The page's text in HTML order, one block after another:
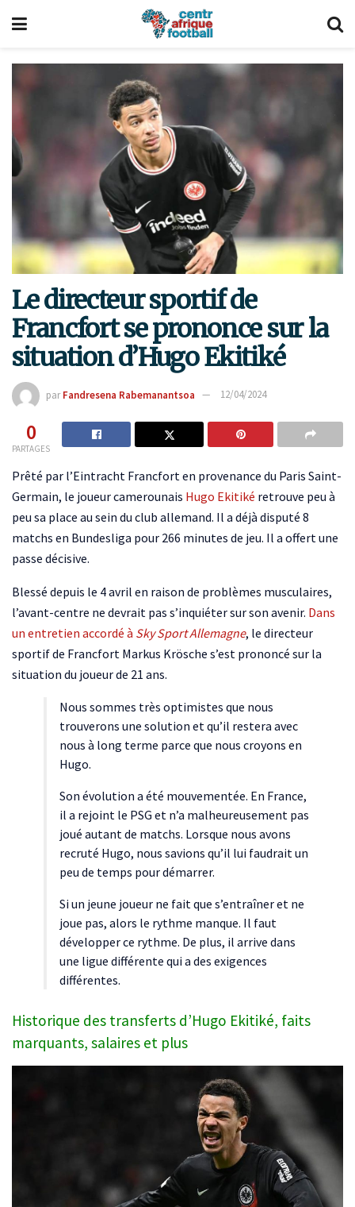
Le directeur sportif de
Francfort se prononce sur la
situation d’Hugo Ekitiké
par Fandresena Rabemanantsoa 12/04/2024
0
PARTAGES
Prêté par l’Eintracht Francfort en provenance du Paris Saint-
Germain, le joueur camerounais Hugo Ekitiké retrouve peu à
peu sa place au sein du club allemand. Il a déjà disputé 8
matchs en Bundesliga pour 266 minutes de jeu. Il a offert une
passe décisive.
Blessé depuis le 4 avril en raison de problèmes musculaires,
l’avant-centre ne devrait pas s’inquiéter sur son avenir. Dans
un entretien accordé à Sky Sport Allemagne, le directeur
sportif de Francfort Markus Krösche s’est prononcé sur la
situation du joueur de 21 ans.
Nous sommes très optimistes que nous
trouverons une solution et qu’il restera avec
nous à long terme parce que nous croyons en
Hugo.
Son évolution a été mouvementée. En France,
il a rejoint le PSG et n’a malheureusement pas
joué autant de matchs. Lorsque nous avons
recruté Hugo, nous savions qu’il lui faudrait un
peu de temps pour démarrer.
Si un jeune joueur ne fait que s’entraîner et ne
joue pas, alors le rythme manque. Il faut
développer ce rythme. De plus, il arrive dans
une ligue différente qui a des exigences
différentes.
Historique des transferts d’Hugo Ekitiké, faits
marquants, salaires et plus